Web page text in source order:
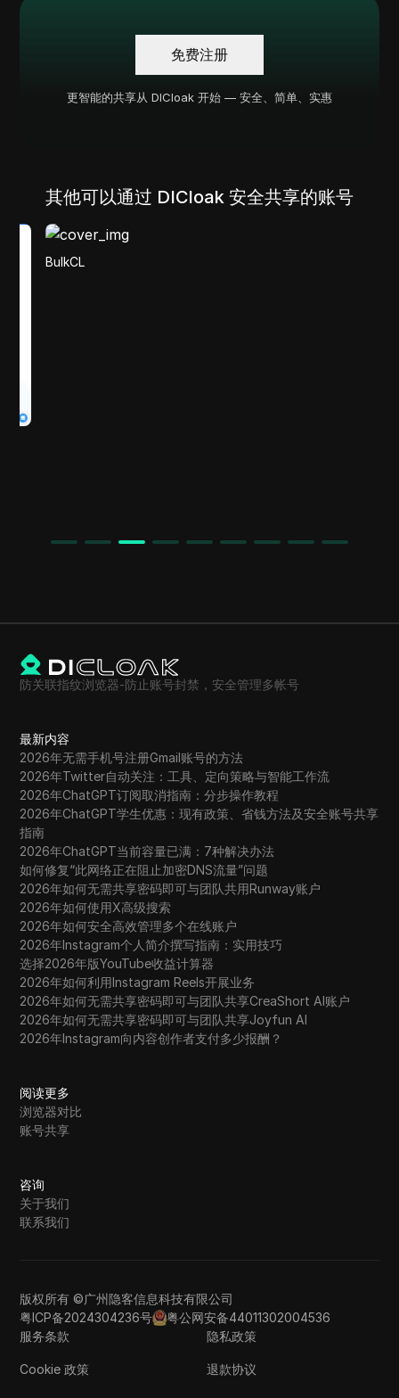
免费注册
更智能的共享从 DICloak 开始 — 安全、简单、实惠
其他可以通过 DICloak 安全共享的账号
BulkCL
防关联指纹浏览器-防止账号封禁，安全管理多帐号
最新内容
2026年无需手机号注册Gmail账号的方法
2026年Twitter自动关注：工具、定向策略与智能工作流
2026年ChatGPT订阅取消指南：分步操作教程
2026年ChatGPT学生优惠：现有政策、省钱方法及安全账号共享
指南
2026年ChatGPT当前容量已满：7种解决办法
如何修复“此网络正在阻止加密DNS流量”问题
2026年如何无需共享密码即可与团队共用Runway账户
2026年如何使用X高级搜索
2026年如何安全高效管理多个在线账户
2026年Instagram个人简介撰写指南：实用技巧
选择2026年版YouTube收益计算器
2026年如何利用Instagram Reels开展业务
2026年如何无需共享密码即可与团队共享CreaShort AI账户
2026年如何无需共享密码即可与团队共享Joyfun AI
2026年Instagram向内容创作者支付多少报酬？
阅读更多
浏览器对比
账号共享
咨询
关于我们
联系我们
版权所有 ©广州隐客信息科技有限公司
粤ICP备2024304236号
粤公网安备44011302004536
服务条款
隐私政策
Cookie 政策 退款协议